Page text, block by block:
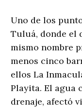
Uno de los
Tuluá, donde el
mismo nombre
menos cinco
ellos La
Playita. El agua
drenaje, afectó